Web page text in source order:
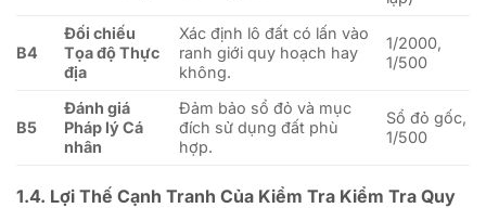
B4
Đối chiếu
Tọa độ Thực
địa
Xác định lô đất có lấn vào
ranh giới quy hoạch hay
không.
1/2000,
1/500
B5
Đánh giá
Pháp lý Cá
nhân
Đảm bảo sổ đỏ và mục
đích sử dụng đất phù
hợp.
Sổ đỏ gốc,
1/500
1.4. Lợi Thế Cạnh Tranh Của Kiểm Tra Kiểm Tra Quy